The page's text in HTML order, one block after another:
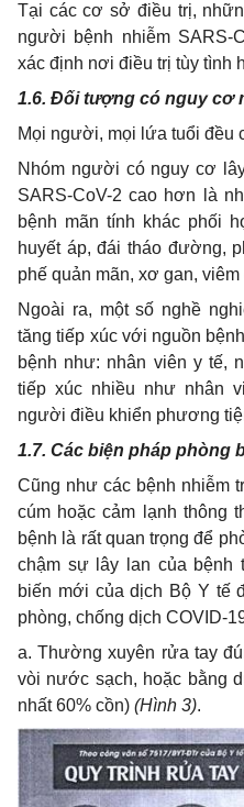
Tại các cơ sở điều trị,
người bệnh nhiễm SARS-
xác định nơi điều trị tùy tình
1.6. Đối tượng có nguy cơ
Mọi người, mọi lứa tuổi đều
Nhóm người có nguy cơ
SARS-CoV-2 cao hơn là
bệnh mãn tính khác phối
huyết áp, đái tháo đường,
phế quản mãn, xơ gan,
Ngoài ra, một số nghề
tăng tiếp xúc với nguồn
bệnh như: nhân viên y tế,
tiếp xúc nhiều như nhân
người điều khiển phương
1.7. Các biện pháp phòng
Cũng như các bệnh nhiễm
cúm hoặc cảm lạnh thông
bệnh là rất quan trọng để
chậm sự lây lan của bệnh
biến mới của dịch Bộ Y tế
phòng, chống dịch COVID-
a. Thường xuyên rửa tay
vòi nước sạch, hoặc bằng
nhất 60% cồn) (Hình 3).